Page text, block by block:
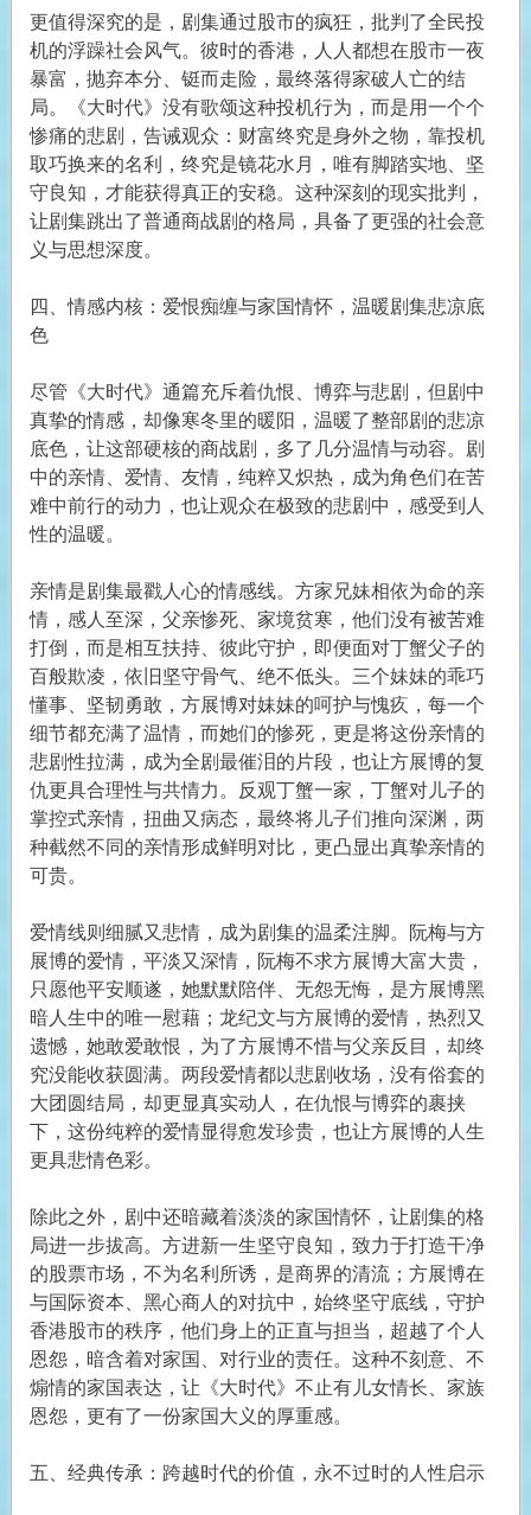
更值得深究的是，剧集通过股市的疯狂，批判了全民投
机的浮躁社会风气。彼时的香港，人人都想在股市一夜
暴富，抛弃本分、铤而走险，最终落得家破人亡的结
局。《大时代》没有歌颂这种投机行为，而是用一个个
惨痛的悲剧，告诫观众：财富终究是身外之物，靠投机
取巧换来的名利，终究是镜花水月，唯有脚踏实地、坚
守良知，才能获得真正的安稳。这种深刻的现实批判，
让剧集跳出了普通商战剧的格局，具备了更强的社会意
义与思想深度。
四、情感内核：爱恨痴缠与家国情怀，温暖剧集悲凉底
色
尽管《大时代》通篇充斥着仇恨、博弈与悲剧，但剧中
真挚的情感，却像寒冬里的暖阳，温暖了整部剧的悲凉
底色，让这部硬核的商战剧，多了几分温情与动容。剧
中的亲情、爱情、友情，纯粹又炽热，成为角色们在苦
难中前行的动力，也让观众在极致的悲剧中，感受到人
性的温暖。
亲情是剧集最戳人心的情感线。方家兄妹相依为命的亲
情，感人至深，父亲惨死、家境贫寒，他们没有被苦难
打倒，而是相互扶持、彼此守护，即便面对丁蟹父子的
百般欺凌，依旧坚守骨气、绝不低头。三个妹妹的乖巧
懂事、坚韧勇敢，方展博对妹妹的呵护与愧疚，每一个
细节都充满了温情，而她们的惨死，更是将这份亲情的
悲剧性拉满，成为全剧最催泪的片段，也让方展博的复
仇更具合理性与共情力。反观丁蟹一家，丁蟹对儿子的
掌控式亲情，扭曲又病态，最终将儿子们推向深渊，两
种截然不同的亲情形成鲜明对比，更凸显出真挚亲情的
可贵。
爱情线则细腻又悲情，成为剧集的温柔注脚。阮梅与方
展博的爱情，平淡又深情，阮梅不求方展博大富大贵，
只愿他平安顺遂，她默默陪伴、无怨无悔，是方展博黑
暗人生中的唯一慰藉；龙纪文与方展博的爱情，热烈又
遗憾，她敢爱敢恨，为了方展博不惜与父亲反目，却终
究没能收获圆满。两段爱情都以悲剧收场，没有俗套的
大团圆结局，却更显真实动人，在仇恨与博弈的裹挟
下，这份纯粹的爱情显得愈发珍贵，也让方展博的人生
更具悲情色彩。
除此之外，剧中还暗藏着淡淡的家国情怀，让剧集的格
局进一步拔高。方进新一生坚守良知，致力于打造干净
的股票市场，不为名利所诱，是商界的清流；方展博在
与国际资本、黑心商人的对抗中，始终坚守底线，守护
香港股市的秩序，他们身上的正直与担当，超越了个人
恩怨，暗含着对家国、对行业的责任。这种不刻意、不
煽情的家国表达，让《大时代》不止有儿女情长、家族
恩怨，更有了一份家国大义的厚重感。
五、经典传承：跨越时代的价值，永不过时的人性启示